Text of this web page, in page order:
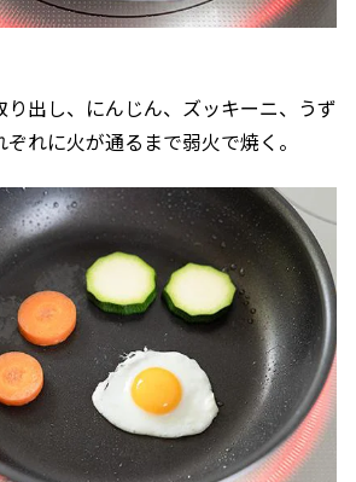
り出し、にんじん、ズッキーニ、うず
れに火が通るまで弱火で焼く。